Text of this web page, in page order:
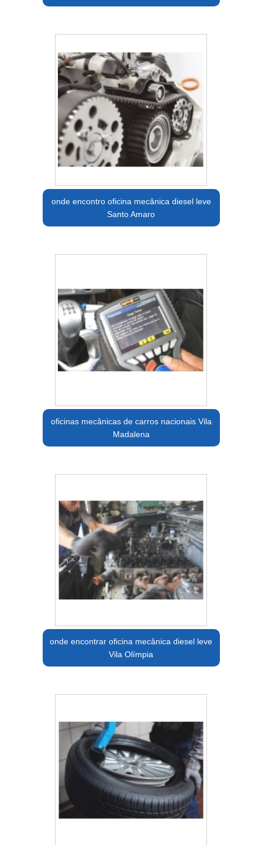
onde encontro oficina mecânica diesel leve
Santo Amaro
oficinas mecânicas de carros nacionais Vila
Madalena
onde encontrar oficina mecânica diesel leve
Vila Olímpia